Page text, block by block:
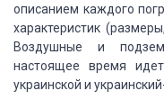
описанием каждого
характеристик
Воздушные и
настоящее время
украинской и